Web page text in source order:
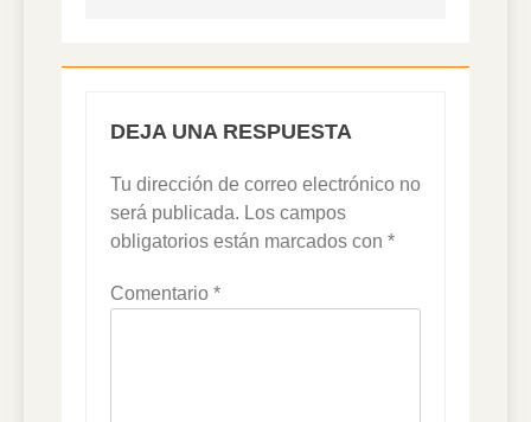
DEJA UNA RESPUESTA
Tu dirección de correo electrónico no
será publicada. Los campos
obligatorios están marcados con *
Comentario *